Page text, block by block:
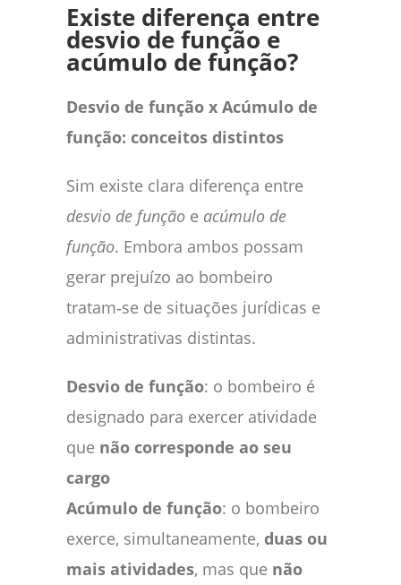
Existe diferença entre
desvio de função e
acúmulo de função?
Desvio de função x Acúmulo de
função: conceitos distintos
Sim existe clara diferença entre
desvio de função e acúmulo de
função. Embora ambos possam
gerar prejuízo ao bombeiro
tratam‑se de situações jurídicas e
administrativas distintas.
Desvio de função: o bombeiro é
designado para exercer atividade
que não corresponde ao seu
cargo
Acúmulo de função: o bombeiro
exerce, simultaneamente, duas ou
mais atividades, mas que não